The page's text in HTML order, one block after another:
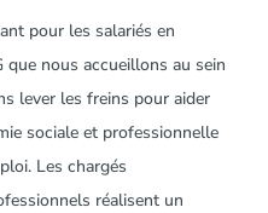
pour les salariés en
que nous accueillons au sein
lever les freins pour aider
sociale et professionnelle
Les chargés
réalisent un